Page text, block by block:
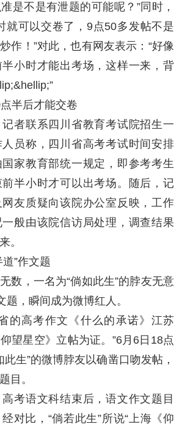
是不是有泄题的可能呢？”同时，
就可以交卷了，9点50多发帖不是
作！”对此，也有网友表示：“好像
小时才能出考场，这样一来，背
后才能交卷
联系四川省教育考试院招生一
员称，四川省高考考试时间安排
家教育部统一规定，即参考考生
半小时才可以出考场。随后，记
友质疑向该院办公室反映，工作
般由该院信访局处理，调查结果
。
”作文题
，一名为“倘如此生”的脖友无意
题，瞬间成为微博红人。
高考作文《什么的承诺》江苏
望星空》立帖为证。”6月6日18点
此生”的微博脖友以确凿口吻发帖，
目。
语文科结束后，语文作文题目
对比，“倘若此生”所说“上海《仰